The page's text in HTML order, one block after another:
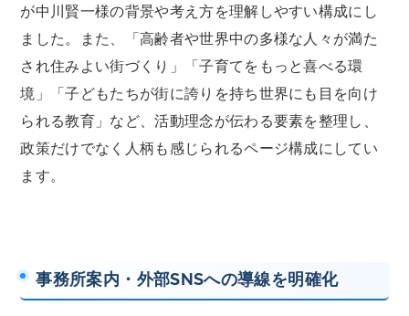
が中川賢一様の背景や考え方を理解しやすい構成にし
ました。また、「高齢者や世界中の多様な人々が満た
され住みよい街づくり」「子育てをもっと喜べる環
境」「子どもたちが街に誇りを持ち世界にも目を向け
られる教育」など、活動理念が伝わる要素を整理し、
政策だけでなく人柄も感じられるページ構成にしてい
ます。
事務所案内・外部SNSへの導線を明確化